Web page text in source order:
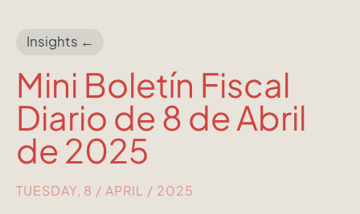
Insights ←
Mini Boletín Fiscal
Diario de 8 de Abril
de 2025
TUESDAY, 8 / APRIL / 2025